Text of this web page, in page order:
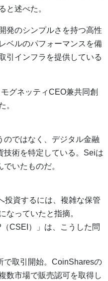
と述べた。
発のシンプルさを持つ高性
ベルのパフォーマンスを備
引インフラを提供している
グネッティCEO兼共同創
。
のではなく、デジタル金融
技術を特定している。Seiは
いたものだ。
投資するには、複雑な保管
なっていたと指摘。
CSEI）」は、こうした問
で取引開始。CoinSharesの
数市場で販売認可を取得し